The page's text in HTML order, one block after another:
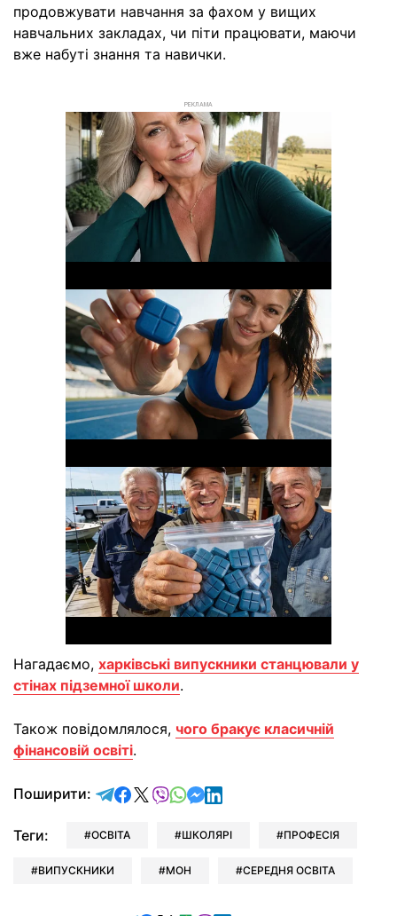
продовжувати навчання за фахом у вищих
навчальних закладах, чи піти працювати, маючи
вже набуті знання та навички.
РЕКЛАМА
Нагадаємо, харківські випускники станцювали у
стінах підземної школи.
Також повідомлялося, чого бракує класичній
фінансовій освіті.
Поширити: відправити у Telegram
поділитись у Facebook
поділитись у X
відправити у Viber
відправити у Whatsapp
відправити у Messenger
відправити у LinkedIn
Теги: ОСВІТА ШКОЛЯРІ ПРОФЕСІЯ
ВИПУСКНИКИ МОН СЕРЕДНЯ ОСВІТА